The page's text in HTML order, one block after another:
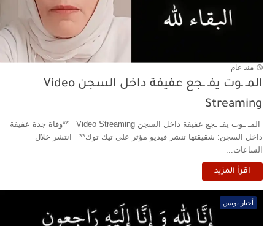
منذ عام
المـ ـوت يفـ ـجع عفيفة داخل السجن Video
Streaming
المـ ـوت يفـ ـجع عفيفة داخل السجن Video Streaming **وفاة جدة عفيفة
داخل السجن: شقيقتها تنشر فيديو مؤثر على تيك توك** انتشر خلال
الساعات...
اقرأ المزيد
أخبار تونس